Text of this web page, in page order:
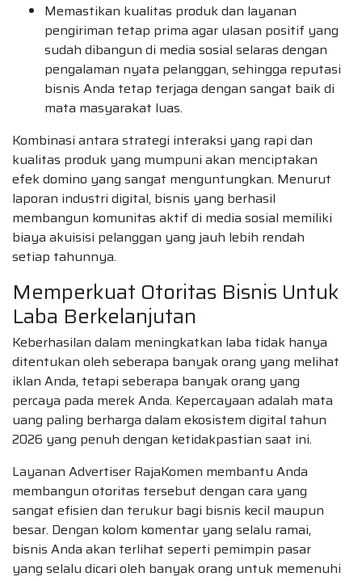
Memastikan kualitas produk dan layanan
pengiriman tetap prima agar ulasan positif yang
sudah dibangun di media sosial selaras dengan
pengalaman nyata pelanggan, sehingga reputasi
bisnis Anda tetap terjaga dengan sangat baik di
mata masyarakat luas.
Kombinasi antara strategi interaksi yang rapi dan
kualitas produk yang mumpuni akan menciptakan
efek domino yang sangat menguntungkan. Menurut
laporan industri digital, bisnis yang berhasil
membangun komunitas aktif di media sosial memiliki
biaya akuisisi pelanggan yang jauh lebih rendah
setiap tahunnya.
Memperkuat Otoritas Bisnis Untuk
Laba Berkelanjutan
Keberhasilan dalam meningkatkan laba tidak hanya
ditentukan oleh seberapa banyak orang yang melihat
iklan Anda, tetapi seberapa banyak orang yang
percaya pada merek Anda. Kepercayaan adalah mata
uang paling berharga dalam ekosistem digital tahun
2026 yang penuh dengan ketidakpastian saat ini.
Layanan Advertiser RajaKomen membantu Anda
membangun otoritas tersebut dengan cara yang
sangat efisien dan terukur bagi bisnis kecil maupun
besar. Dengan kolom komentar yang selalu ramai,
bisnis Anda akan terlihat seperti pemimpin pasar
yang selalu dicari oleh banyak orang untuk memenuhi